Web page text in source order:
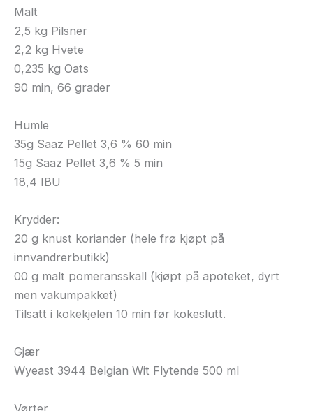
Malt
2,5 kg Pilsner
2,2 kg Hvete
0,235 kg Oats
90 min, 66 grader
Humle
35g Saaz Pellet 3,6 % 60 min
15g Saaz Pellet 3,6 % 5 min
18,4 IBU
Krydder:
20 g knust koriander (hele frø kjøpt på
innvandrerbutikk)
00 g malt pomeransskall (kjøpt på apoteket, dyrt
men vakumpakket)
Tilsatt i kokekjelen 10 min før kokeslutt.
Gjær
Wyeast 3944 Belgian Wit Flytende 500 ml
Vørter